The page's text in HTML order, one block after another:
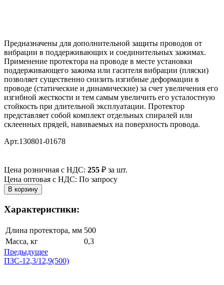
Предназначены для дополнительной защиты проводов от
вибрации в поддерживающих и соединительных зажимах.
Применение протектора на проводе в месте установки
поддерживающего зажима или гасителя вибрации (пляски)
позволяет существенно снизить изгибные деформации в
проводе (статические и динамические) за счет увеличения его
изгибной жесткости и тем самым увеличить его усталостную
стойкость при длительной эксплуатации. Протектор
представляет собой комплект отдельных спиралей или
склеенных прядей, навиваемых на поверхность провода.
Арт.130801-01678
Цена розничная с НДС: 255 ₽ за шт.
Цена оптовая с НДС: По запросу
Характеристики:
Длина протектора, мм 500
Масса, кг
0,3
Предыдущее
ПЗС-12,3/12,9(500)